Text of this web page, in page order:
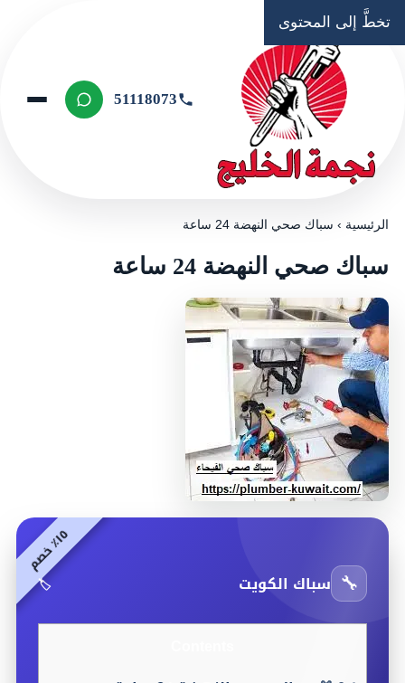
تخطَّ إلى المحتوى
51118073
الرئيسية ›سباك صحي النهضة 24 ساعة
سباك صحي النهضة 24 ساعة
١
٥
٪
خ
ص
م
🔧 سباك الكويت 🏷️